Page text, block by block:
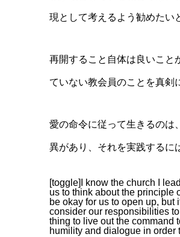
現として考えるよう勧めたい
再開すること自体は良いこと
ていない教会員のことを真剣
愛の命令に従って生きるのは
異があり、それを実践するに
[toggle]I know the church I
us to think about the principle
be okay for us to open up,
consider our responsibilities
thing to live out the command
humility and dialogue in order